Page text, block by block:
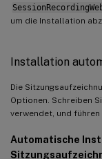
}
}
}
um die Installation
Installation
Die
Optionen. Schreiben
verwendet, und
Automatische